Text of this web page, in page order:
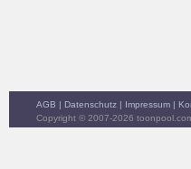
AGB | Datenschutz | Impressum |
Copyright © 2007-2026